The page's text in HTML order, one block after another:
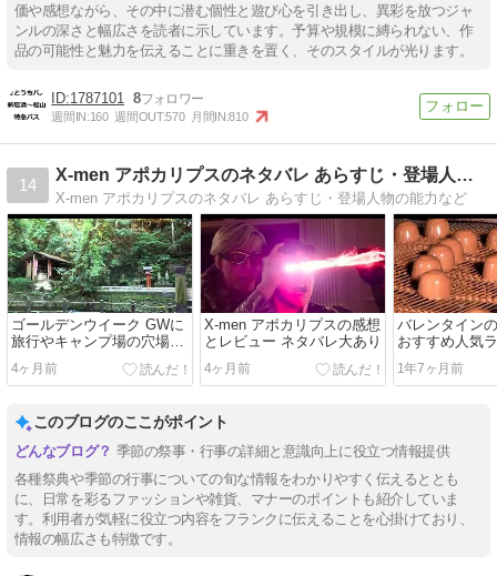
価や感想ながら、その中に潜む個性と遊び心を引き出し、異彩を放つジャ
ンルの深さと幅広さを読者に示しています。予算や規模に縛られない、作
品の可能性と魅力を伝えることに重きを置く、そのスタイルが光ります。
1787101 8
週間IN:160 週間OUT:570 月間IN:810
14
X-men アポカリプスのネタバレ あらすじ・登場人物の能力
X-men アポカリプスのネタバレ あらすじ・登場人物の能力など
ゴールデンウイーク GWに
旅行やキャンプ場の穴場ス
ポット
4ヶ月前
X-men アポカリプスの感想
とレビュー ネタバレ大あり
4ヶ月前
バレンタイン
おすすめ人気
TOP10♪
1年7ヶ月前
このブログのここがポイント
季節の祭事・行事の詳細と意識向上に役立つ情報提供
各種祭典や季節の行事についての旬な情報をわかりやすく伝えるととも
に、日常を彩るファッションや雑貨、マナーのポイントも紹介していま
す。利用者が気軽に役立つ内容をフランクに伝えることを心掛けており、
情報の幅広さも特徴です。